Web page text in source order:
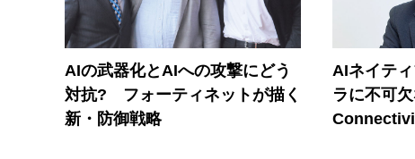
AIの武器化とAIへの攻撃にどう
対抗? フォーティネットが描く
新・防御戦略
AIネイテ
ラに不可